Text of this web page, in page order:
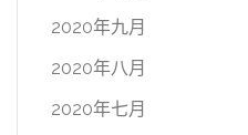
2020年九月
2020年八月
2020年七月